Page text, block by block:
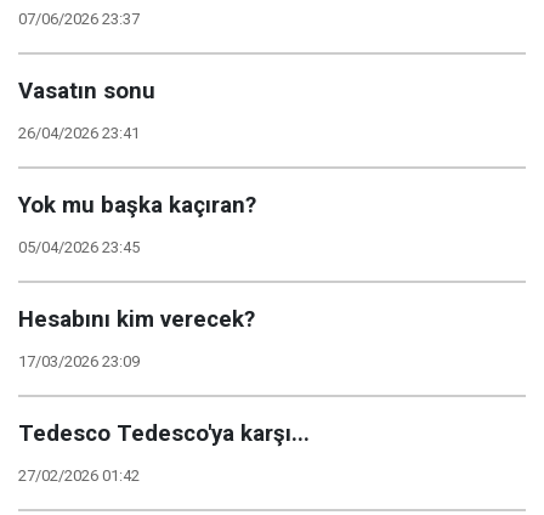
07/06/2026 23:37
Vasatın sonu
26/04/2026 23:41
Yok mu başka kaçıran?
05/04/2026 23:45
Hesabını kim verecek?
17/03/2026 23:09
Tedesco Tedesco'ya karşı...
27/02/2026 01:42